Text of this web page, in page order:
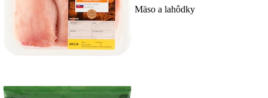
Mäso a lahôdky